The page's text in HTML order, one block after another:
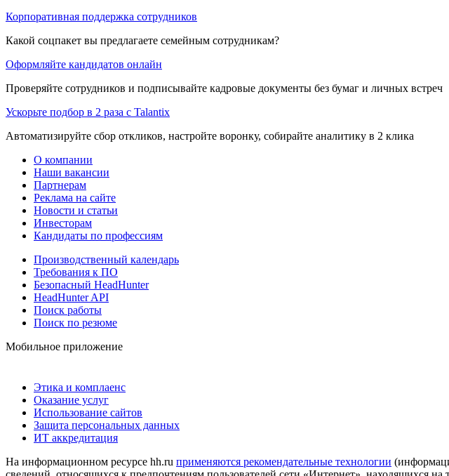
Корпоративная поддержка сотрудников
Какой соцпакет вы предлагаете семейным сотрудникам?
Оформляйте кандидатов онлайн
Проверяйте сотрудников и подписывайте кадровые документы без бумаг и личных встреч
Ускорьте подбор в 2 раза с Talantix
Автоматизируйте сбор откликов, настройте воронку, собирайте аналитику в 2 клика
О компании
Наши вакансии
Партнерам
Реклама на сайте
Новости и статьи
Инвесторам
Кандидаты по профессиям
Производственный календарь
Требования к ПО
Безопасный HeadHunter
HeadHunter API
Поиск работы
Поиск по резюме
Мобильное приложение
Этика и комплаенс
Оказание услуг
Использование сайтов
Защита персональных данных
ИТ аккредитация
На информационном ресурсе hh.ru применяются рекомендательные технологии